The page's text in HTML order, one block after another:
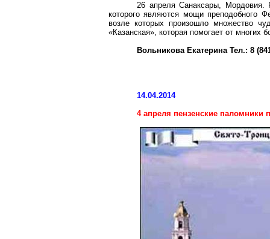
26 апреля Санаксары, Мордовия.
которого являются мощи преподобного
возле которых произошло множество
«Казанская», которая помогает от
Вольникова Екатерина Тел.: 8
14.04.2014
4 апреля пензенские паломники